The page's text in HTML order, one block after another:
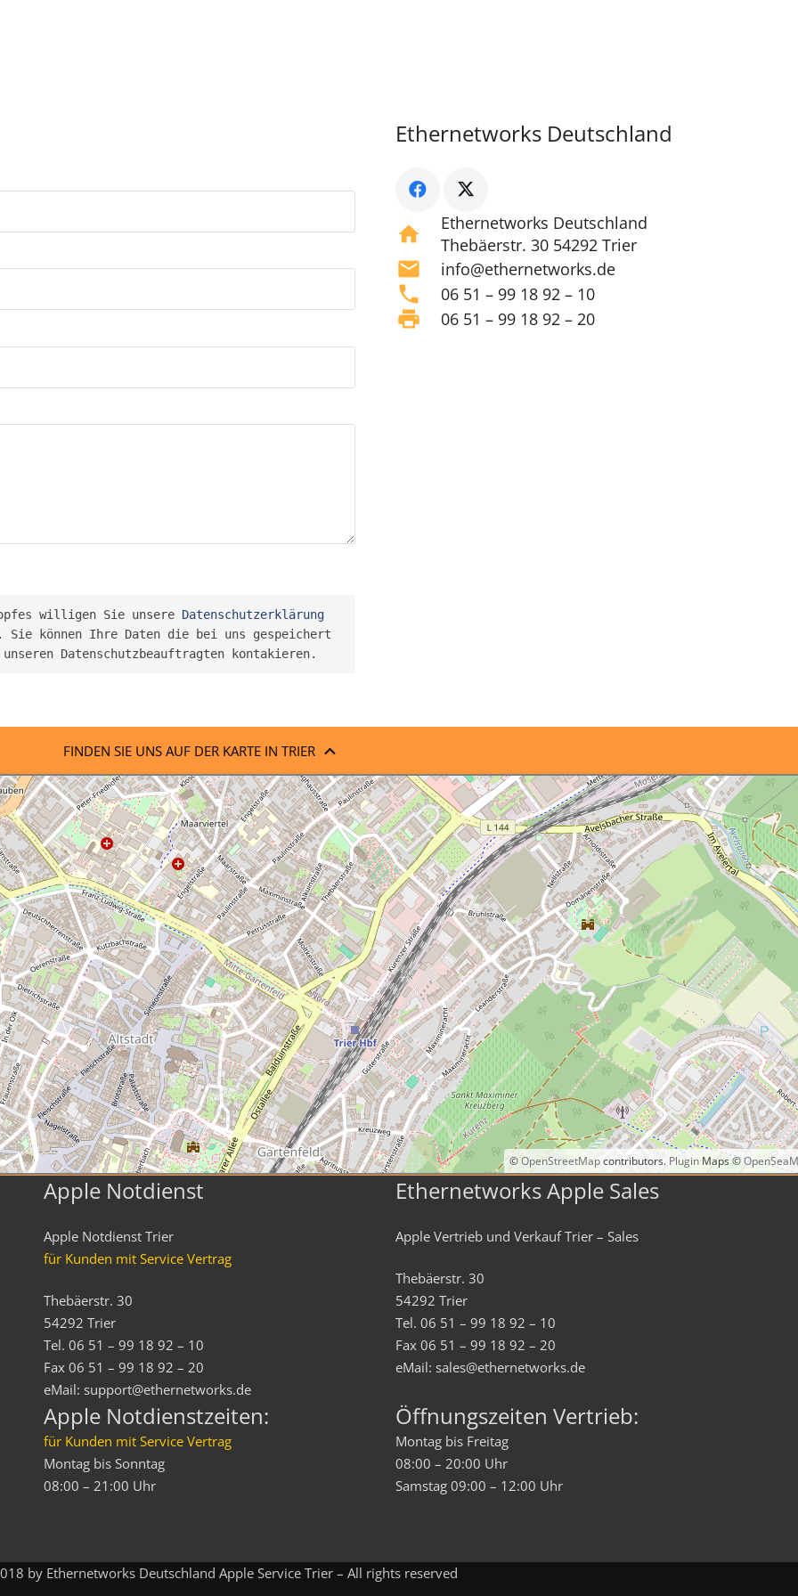
willigen Sie unsere Datenschutzerklärung
können Ihre Daten die bei uns gespeichert
Datenschutzbeauftragten kontakieren.
Ethernetworks Deutschland
home
Ethernetworks Deutschland
Thebäerstr. 30 54292 Trier
mail info@ethernetworks.de
phone 06 51 – 99 18 92 – 10
print 06 51 – 99 18 92 – 20
FINDEN SIE UNS AUF DER KARTE IN TRIER
©OpenStreetMapcontributors.Plugin Maps ©
Apple Notdienst
Apple Notdienst Trier
für Kunden mit Service Vertrag
Thebäerstr. 30
54292 Trier
Tel. 06 51 – 99 18 92 – 10
Fax 06 51 – 99 18 92 – 20
eMail: support@ethernetworks.de
Ethernetworks Apple Sales
Apple Vertrieb und Verkauf Trier – Sales
Thebäerstr. 30
54292 Trier
Tel. 06 51 – 99 18 92 – 10
Fax 06 51 – 99 18 92 – 20
eMail: sales@ethernetworks.de
Apple Notdienstzeiten:
für Kunden mit Service Vertrag
Montag bis Sonntag
08:00 – 21:00 Uhr
Öffnungszeiten Vertrieb:
Montag bis Freitag
08:00 – 20:00 Uhr
Samstag 09:00 – 12:00 Uhr
by Ethernetworks Deutschland Apple Service Trier – All rights reserved